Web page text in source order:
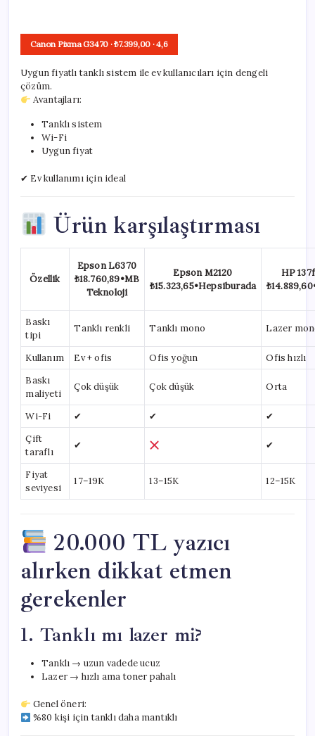
Canon Pixma G3470 · ₺7.399,00 ·4,6
Uygun fiyatlı tanklı sistem ile ev kullanıcıları için dengeli
çözüm.
Avantajları:
Tanklı sistem
Wi-Fi
Uygun fiyat
✔ Ev kullanımı için ideal
Ürün karşılaştırması
Özellik
Epson L6370
₺18.760,89•MB
Teknoloji
Epson M2120
₺15.323,65•Hepsiburada
HP
₺14.889,60
Baskı
tipi
Tanklı renkli Tanklı mono Lazer
Kullanım Ev + ofis Ofis yoğun
Ofis hızlı
Baskı
maliyeti
Çok düşük Çok düşük Orta
Wi-Fi ✔ ✔
✔
Çift
taraflı
✔ ✔
Fiyat
seviyesi
17–19K 13–15K 12–15K
20.000 TL yazıcı
alırken dikkat etmen
gerekenler
1. Tanklı mı lazer mi?
Tanklı → uzun vadede ucuz
Lazer → hızlı ama toner pahalı
Genel öneri:
%80 kişi için tanklı daha mantıklı